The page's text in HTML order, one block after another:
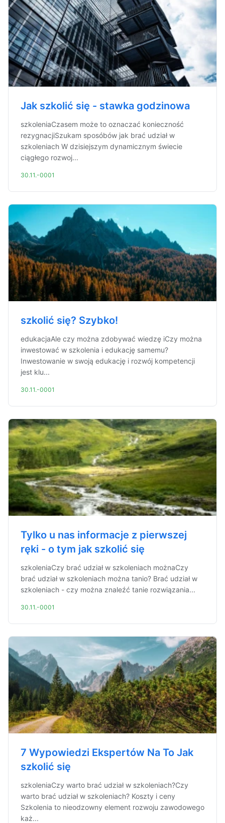
Jak szkolić się - stawka godzinowa
szkoleniaCzasem może to oznaczać konieczność
rezygnacjiSzukam sposóbów jak brać udział w
szkoleniach W dzisiejszym dynamicznym świecie
ciągłego rozwoj...
30.11.-0001
szkolić się? Szybko!
edukacjaAle czy można zdobywać wiedzę iCzy można
inwestować w szkolenia i edukację samemu?
Inwestowanie w swoją edukację i rozwój kompetencji
jest klu...
30.11.-0001
Tylko u nas informacje z pierwszej
ręki - o tym jak szkolić się
szkoleniaCzy brać udział w szkoleniach możnaCzy
brać udział w szkoleniach można tanio? Brać udział w
szkoleniach - czy można znaleźć tanie rozwiązania...
30.11.-0001
7 Wypowiedzi Ekspertów Na To Jak
szkolić się
szkoleniaCzy warto brać udział w szkoleniach?Czy
warto brać udział w szkoleniach? Koszty i ceny
Szkolenia to nieodzowny element rozwoju zawodowego
każ...